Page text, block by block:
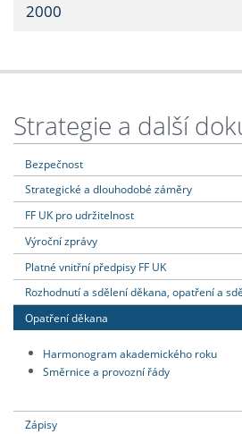
2000
Strategie a další
Bezpečnost
Strategické a dlouhodobé záměry
FF UK pro udržitelnost
Výroční zprávy
Platné vnitřní předpisy FF UK
Rozhodnutí a sdělení děkana, opatření a
Opatření děkana
Harmonogram akademického roku
Směrnice a provozní řády
Zápisy